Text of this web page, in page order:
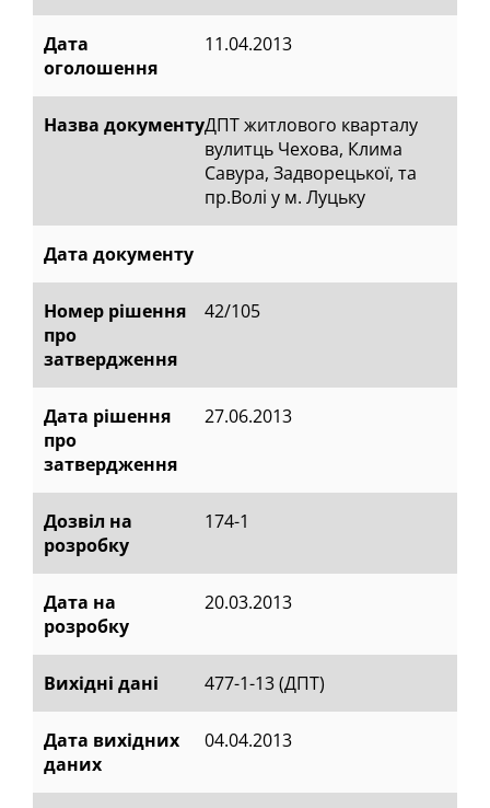
Дата
оголошення
11.04.2013
Назва документуДПТ житлового кварталу
вулитць Чехова, Клима
Савура, Задворецької, та
пр.Волі у м. Луцьку
Дата документу
Номер рішення
про
затвердження
42/105
Дата рішення
про
затвердження
27.06.2013
Дозвіл на
розробку
174-1
Дата на
розробку
20.03.2013
Вихідні дані 477-1-13 (ДПТ)
Дата вихідних
даних
04.04.2013